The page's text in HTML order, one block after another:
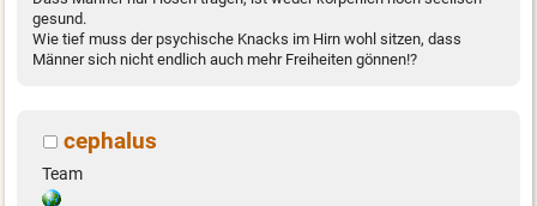
gesund.
Wie tief muss der psychische Knacks im Hirn wohl sitzen, dass
Männer sich nicht endlich auch mehr Freiheiten gönnen!?
cephalus
Team